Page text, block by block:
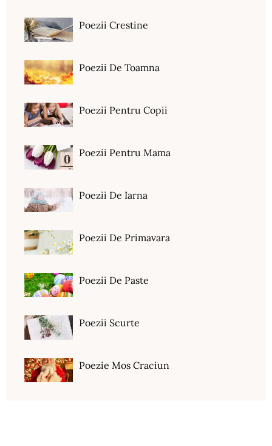
Poezii Crestine
Poezii De Toamna
Poezii Pentru Copii
Poezii Pentru Mama
Poezii De Iarna
Poezii De Primavara
Poezii De Paste
Poezii Scurte
Poezie Mos Craciun